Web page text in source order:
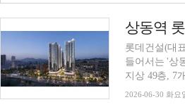
상동역
롯데건설(대
들어서는 '상
지상 49층, 7
2026-06-30 화요